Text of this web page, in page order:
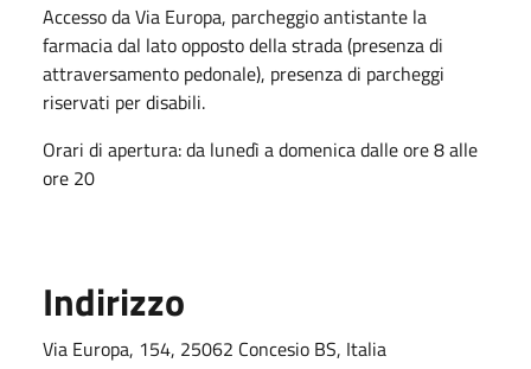
Accesso da Via Europa, parcheggio antistante la
farmacia dal lato opposto della strada (presenza di
attraversamento pedonale), presenza di parcheggi
riservati per disabili.
Orari di apertura: da lunedì a domenica dalle ore 8 alle
ore 20
Indirizzo
Via Europa, 154, 25062 Concesio BS, Italia